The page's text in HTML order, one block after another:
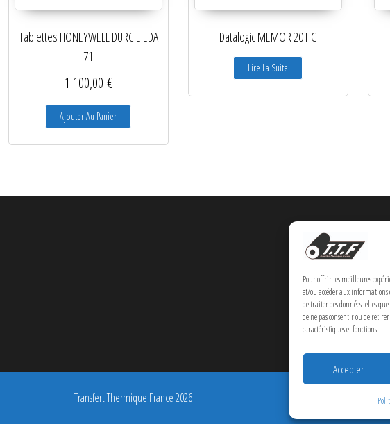
Pour offrir les meilleures
et/ou accéder aux informations
de traiter des données telles
de ne pas consentir ou de
caractéristiques et fonctions.
Accepter
Tablettes HONEYWELL DURCIE EDA
71
1 100,00 €
Ajouter Au Panier
Datalogic MEMOR 20 HC
Lire La Suite
Transfert Thermique France 2026